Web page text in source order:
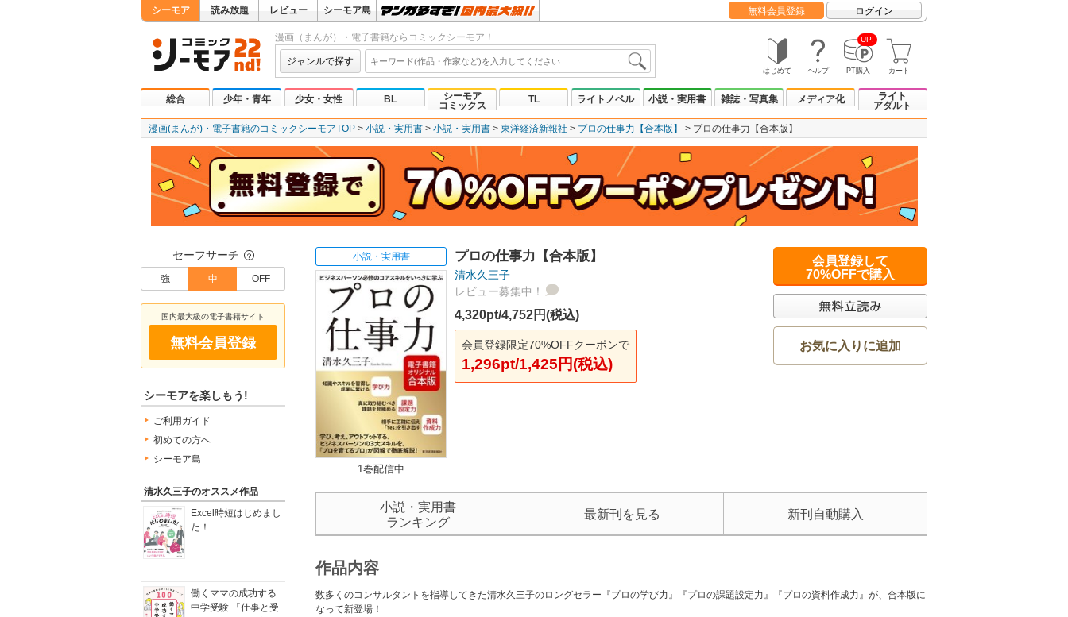
シーモア 読み放題 レビュー シーモア島 無料会員登録 ログイン
漫画（まんが）・電子書籍ならコミックシーモア！
ジャンルで探す
はじめて ヘルプ
UP!
PT購入 カート
総合 少年・青年 少女・女性 BL
シーモア
コミックス
TL ライトノベル 小説・実用書 雑誌・写真集 メディア化
ライト
アダルト
漫画(まんが)・電子書籍のコミックシーモアTOP 小説・実用書 小説・実用書 東洋経済新報社 プロの仕事力【合本版】 プロの仕事力【合本版】
セーフサーチ ？
強 中 OFF
国内最大級の電子書籍サイト
無料会員登録
シーモアを楽しもう!
ご利用ガイド
初めての方へ
シーモア島
清水久三子のオススメ作品
Excel時短はじめまし
た！
働くママの成功する
中学受験 「仕事と受
小説・実用書
1巻配信中
プロの仕事力【合本版】
清水久三子
レビュー募集中！
4,320pt/4,752円(税込)
会員登録限定70%OFFクーポンで
1,296pt/1,425円(税込)
会員登録して
70%OFFで購入
お気に入りに追加
小説・実用書
ランキング
最新刊を見る 新刊自動購入
作品内容
数多くのコンサルタントを指導してきた清水久三子のロングセラー『プロの学び力』『プロの課題設定力』『プロの資料作成力』が、合本版に
なって新登場！